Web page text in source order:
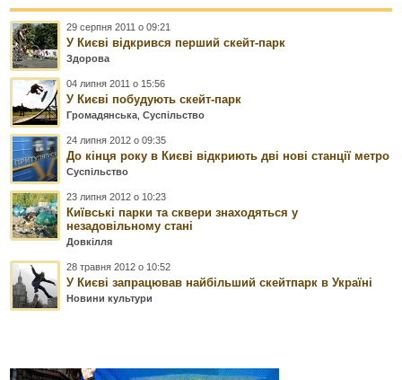
29 серпня 2011 о 09:21
У Києві відкрився перший скейт-парк
Здорова
04 липня 2011 о 15:56
У Києві побудують скейт-парк
Громадянська ,Суспільство
24 липня 2012 о 09:35
До кінця року в Києві відкриють дві нові станції метро
Суспільство
23 липня 2012 о 10:23
Київські парки та сквери знаходяться у
незадовільному стані
Довкілля
28 травня 2012 о 10:52
У Києві запрацював найбільший скейтпарк в Україні
Новини культури